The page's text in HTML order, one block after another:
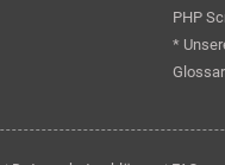
PHP
*
Glossar